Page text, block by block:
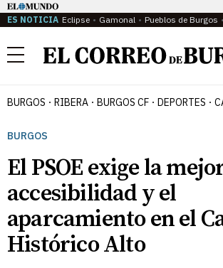
ES NOTICIA Eclipse Gamonal Pueblos de Burgos
Menú
BURGOS RIBERA BURGOS CF DEPORTES
BURGOS
El PSOE exige la
accesibilidad y el
aparcamiento en el
Histórico Alto